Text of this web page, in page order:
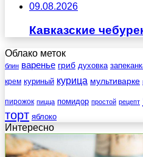
09.08.2026
Кавказские
Облако меток
блин варенье гриб духовка
крем куриный курица мультиварке
пирожок пицца помидор простой рецепт
торт яблоко
Интересно